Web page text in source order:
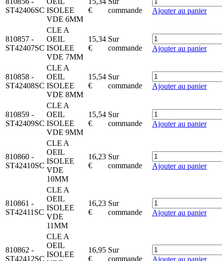
ST42406SC ISOLEE
VDE 6MM
€
commande
Ajouter au panier
810857 -
ST42407SC
CLE A
OEIL
ISOLEE
VDE 7MM
15,34
€
Sur
commande
Ajouter au panier
810858 -
ST42408SC
CLE A
OEIL
ISOLEE
VDE 8MM
15,54
€
Sur
commande
Ajouter au panier
810859 -
ST42409SC
CLE A
OEIL
ISOLEE
VDE 9MM
15,54
€
Sur
commande
Ajouter au panier
810860 -
ST42410SC
CLE A
OEIL
ISOLEE
VDE
10MM
16,23
€
Sur
commande
Ajouter au panier
810861 -
ST42411SC
CLE A
OEIL
ISOLEE
VDE
11MM
16,23
€
Sur
commande
Ajouter au panier
810862 -
ST42412SC
CLE A
OEIL
ISOLEE
16,95
€
Sur
commande
Ajouter au panier